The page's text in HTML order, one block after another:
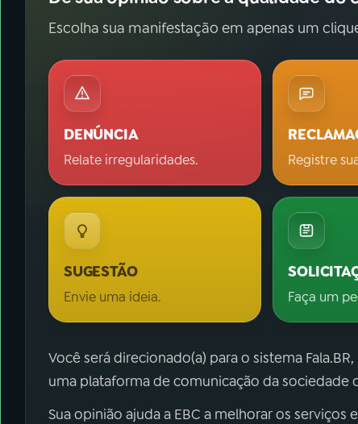
Escolha sua manifestação em apenas um
DENÚNCIA
Relate irregularidades. Registre
SUGESTÃO
Envie uma ideia. Faça um
Você será direcionado(a) para o sistema
uma plataforma de comunicação da sociedade
Sua opinião ajuda a EBC a melhorar os